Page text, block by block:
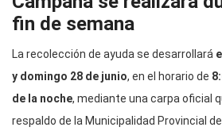
fin de semana
La recolección de ayuda se desarrollará
y domingo 28 de junio, en el horario de
de la noche, mediante una carpa oficial
respaldo de la Municipalidad Provincial